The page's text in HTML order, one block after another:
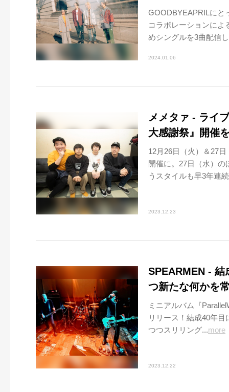
GOODBYEAPRILにと
コラボレーションに
めシングルを3曲配信
2024.01.06
メメタァ - ライ
大感謝祭』開催
12月26日（火）＆27
開催に。27日（水）
うスタイルも早3年連
2023.12.23
SPEARMEN -
つ新たな何かを
ミニアルバム『
リリース！結成40年
つつスリリング...more
2023.12.22